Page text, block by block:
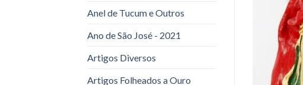
Anel de Tucum e Outros
Ano de São José - 2021
Artigos Diversos
Artigos Folheados a Ouro